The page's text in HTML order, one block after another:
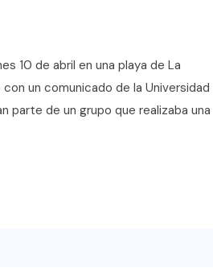
10 de abril en una playa de La
un comunicado de la Universidad
parte de un grupo que realizaba una